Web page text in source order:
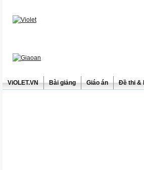
ViOLET.VN Bài giảng Giáo án Đề thi &